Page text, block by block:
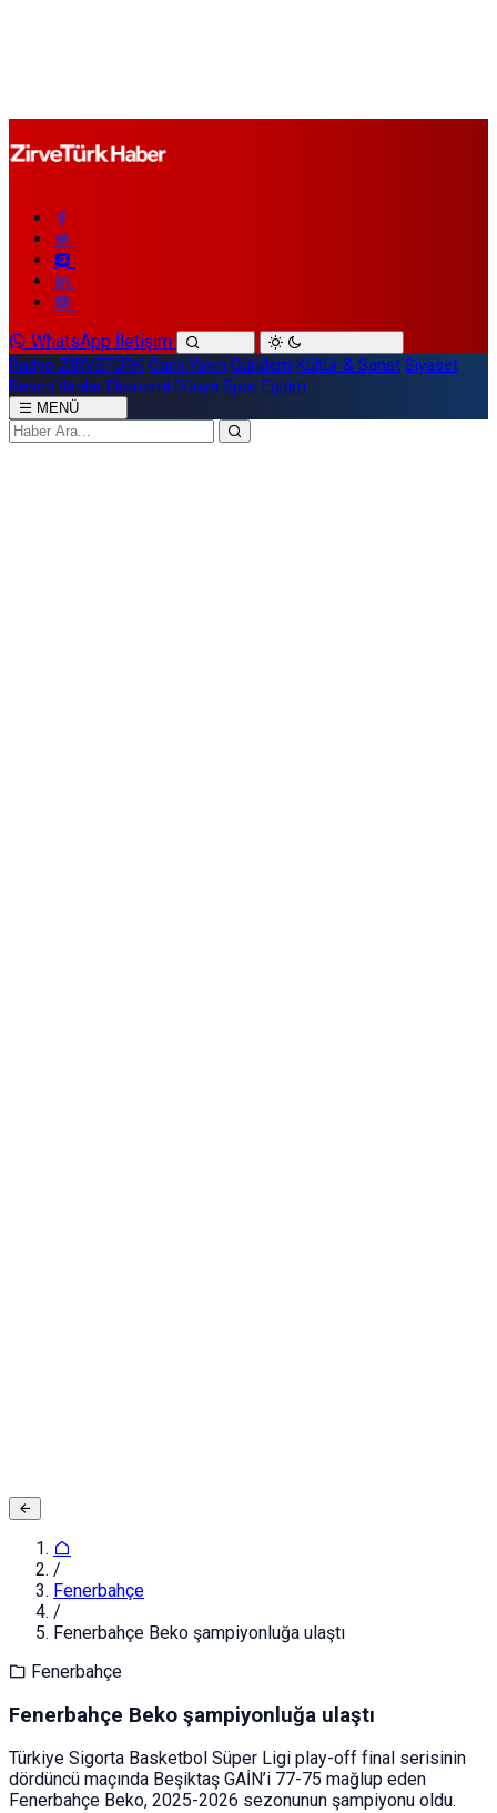
WhatsApp İletişim
Radyo ZİRVETÜRK Canlı Yayın Gündem Kültür & Sanat Siyaset
Resmi İlanlar Ekonomi Dünya Spor Eğitim
MENÜ
/
Fenerbahçe
/
Fenerbahçe Beko şampiyonluğa ulaştı
Fenerbahçe
Fenerbahçe Beko şampiyonluğa ulaştı
Türkiye Sigorta Basketbol Süper Ligi play-off final serisinin
dördüncü maçında Beşiktaş GAİN’i 77-75 mağlup eden
Fenerbahçe Beko, 2025-2026 sezonunun şampiyonu oldu.